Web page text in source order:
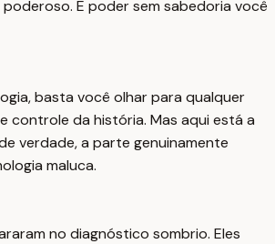
E poder sem sabedoria você
basta você olhar para qualquer
controle da história. Mas aqui está a
verdade, a parte genuinamente
maluca.
no diagnóstico sombrio. Eles